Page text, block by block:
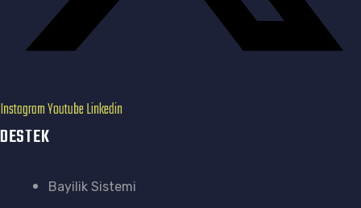
InstagramYoutubeLinkedin
DESTEK
Bayilik Sistemi